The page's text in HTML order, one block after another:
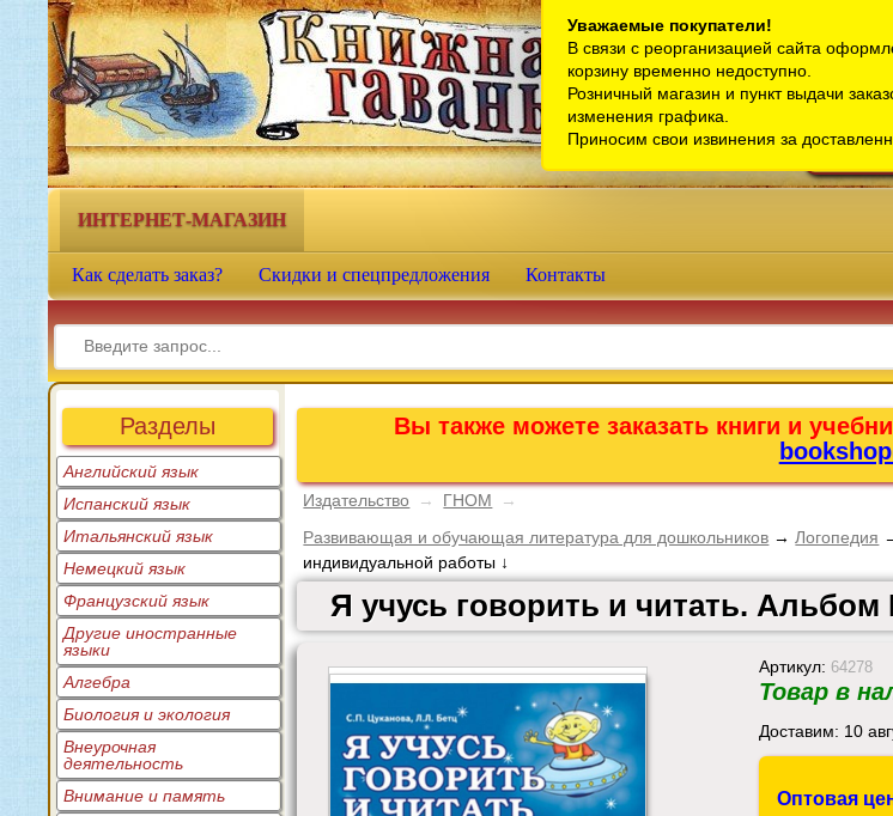
Телефон
Телефон
Книжная гавань - интернет-
магазин учебной литературы
ИНТЕРНЕТ-МАГАЗИН
Как сделать заказ? Скидки и спецпредложения Контакты
Разделы
Английский язык
Испанский язык
Итальянский язык
Немецкий язык
Французский язык
Другие иностранные
языки
Алгебра
Биология и экология
Внеурочная
деятельность
Внимание и память
Вы также можете заказать книги и
Издательство → ГНОМ
→
Развивающая и обучающая литература для дошкольников → Логопедия
индивидуальной работы ↓
Я учусь говорить и читать.
Артикул: 64278
Товар в
Доставим: 10
Оптовая
Уважаемые покупатели!
В связи с реорганизацией сайта
корзину временно недоступно.
Розничный магазин и пункт выдачи
изменения графика.
Приносим свои извинения за